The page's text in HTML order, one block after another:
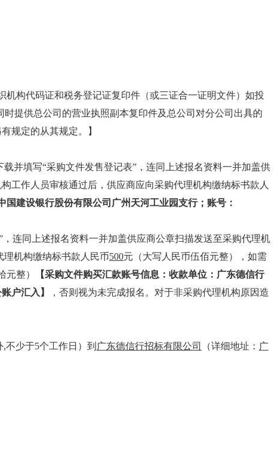
机构代码证和税务登记证复印件（或三证合一证明文件）如投
提供总公司的营业执照副本复印件及总公司对分公司出具的
规定的从其规定。】
载并填写“采购文件发售登记表”， 连同上述报名资料一并加盖供
工作人员审核通过后，供应商应向采购代理机构缴纳标书款人
国建设银行股份有限公司广州天河工业园支行；账号：
，连同上述报名资料一并加盖供应商公章扫描发送至采购代理机
理机构缴纳标书款人民币500元（大写人民币伍佰元整），如需
元整） 【采购文件购买汇款账号信息： 收款单位：广东德信行
户汇入】
，否则视为未完成报名。对于非采购代理机构原因造
,不少于5个工作日）到 广东德信行招标有限公司 （详细地址： 广